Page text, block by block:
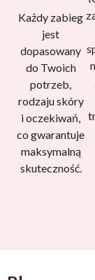
Każdy zabieg
jest
dopasowany
do Twoich
potrzeb,
rodzaju skóry
i oczekiwań,
co gwarantuje
maksymalną
skuteczność.